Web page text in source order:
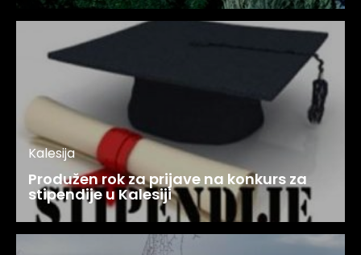
Kalesija
Produžen rok za prijave na konkurs za
stipendije u Kalesiji